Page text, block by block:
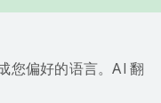
您偏好的语言。AI 翻